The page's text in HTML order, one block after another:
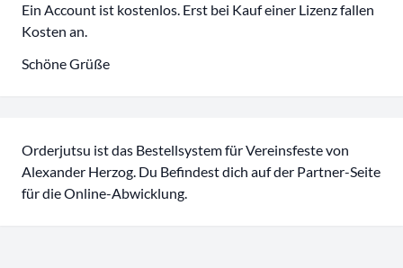
Ein Account ist kostenlos. Erst bei Kauf einer Lizenz fallen
Kosten an.
Schöne Grüße
Orderjutsu ist das Bestellsystem für Vereinsfeste von
Alexander Herzog. Du Befindest dich auf der Partner-Seite
für die Online-Abwicklung.